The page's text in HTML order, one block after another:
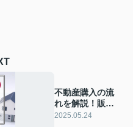
不動産購入の流
れを解説！販売
形態や注意点も
2025.05.24